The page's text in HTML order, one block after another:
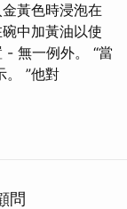
黃色時浸泡在
中加黃油以使
- 無一例外。 “當
。 ”他對
問